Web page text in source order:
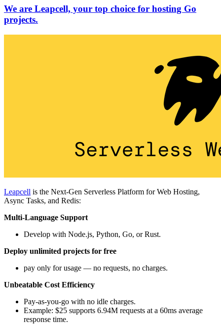
We are Leapcell, your top choice for hosting Go
projects.
Leapcell is the Next-Gen Serverless Platform for Web Hosting,
Async Tasks, and Redis:
Multi-Language Support
Develop with Node.js, Python, Go, or Rust.
Deploy unlimited projects for free
pay only for usage — no requests, no charges.
Unbeatable Cost Efficiency
Pay-as-you-go with no idle charges.
Example: $25 supports 6.94M requests at a 60ms average
response time.